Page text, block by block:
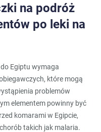
na podróż
po leki na
Egiptu wymaga
które mogą
problemów
elementem powinny być
komarami w Egipcie,
takich jak malaria.